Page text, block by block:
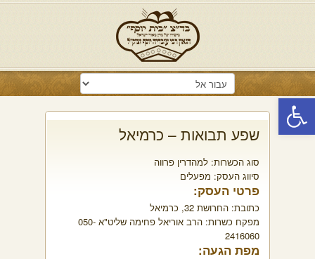
פתח סרגל נגישות
שפע תבואות – כרמיאל
סוג הכשרות: למהדרין פרווה
סיווג העסק: מפעלים
פרטי העסק:
כתובת: החרושת 32, כרמיאל
מפקח כשרות:
הרב אוריאל פחימה שליט"א 050-
2416060
מפת הגעה: